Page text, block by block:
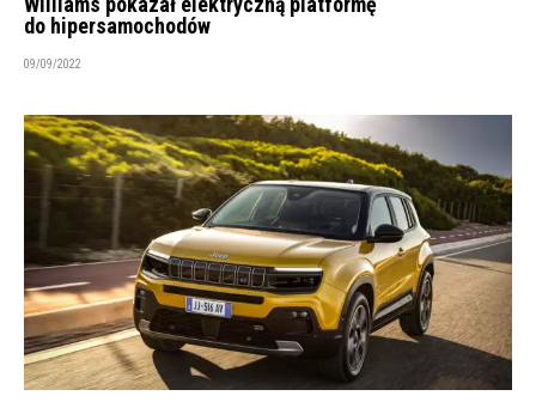
do hipersamochodów
09/09/2022